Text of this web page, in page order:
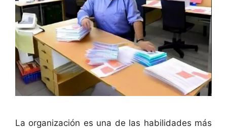
La organización es una de las habilidades más